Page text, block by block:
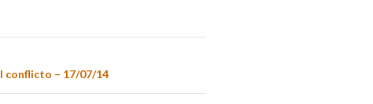
conflicto – 17/07/14